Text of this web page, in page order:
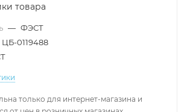
товара
— ФЭСТ
ЦБ-0119488
только для интернет-магазина и